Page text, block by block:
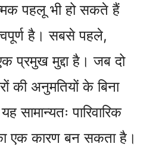
पहलू भी हो सकते हैं
है। सबसे पहले,
प्रमुख मुद्दा है। जब दो
की अनुमतियों के बिना
सामान्यतः पारिवारिक
एक कारण बन सकता है।